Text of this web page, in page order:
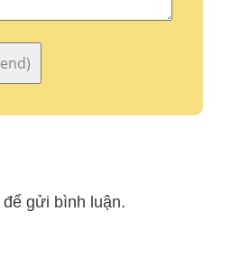
để gửi bình luận.